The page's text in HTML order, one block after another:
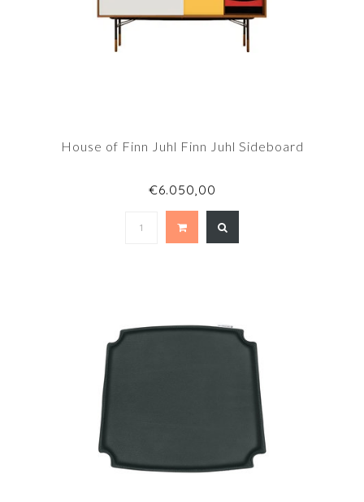
House of Finn Juhl Finn Juhl Sideboard
€6.050,00